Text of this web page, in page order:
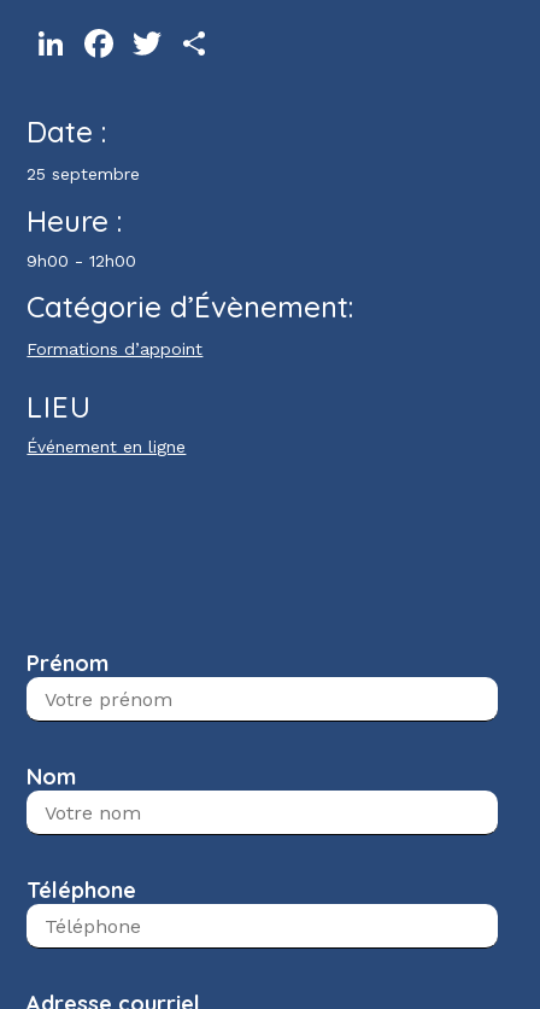
LinkedInFacebookTwitter
Date :
25 septembre
Heure :
9h00 - 12h00
Catégorie d’Évènement:
Formations d’appoint
LIEU
Événement en ligne
Prénom
Nom
Téléphone